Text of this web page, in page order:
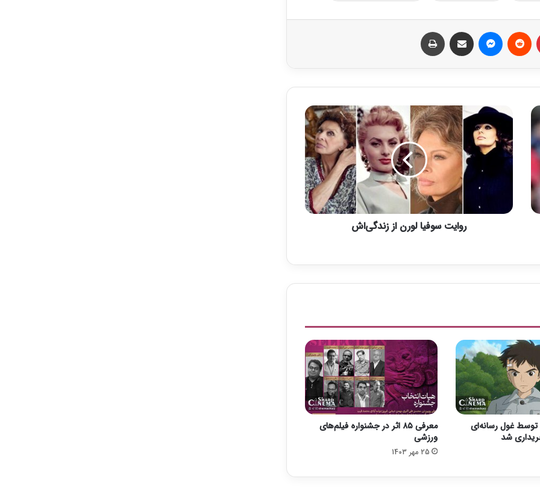
ا
ی
ت
ی
ر
ن
د
گ
ی‌
ا
ش
روایت سوفیا لورن از زندگی‌اش
کمپانی Gkids توسط غول رسانه‌ای
معرفی ۸۵ اثر در جشنواره فیلم‌های
ورزشی
25 مهر 1403